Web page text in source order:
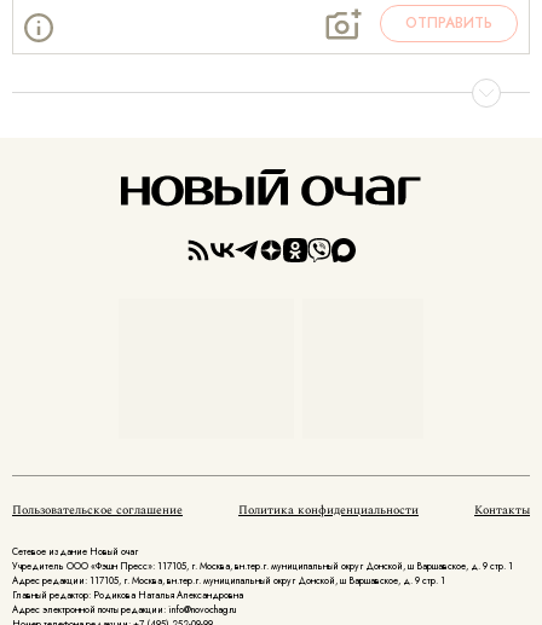
ОТПРАВИТЬ
Пользовательское соглашение Политика конфиденциальности Контакты
Сетевое издание Новый очаг
Учредитель ООО «Фэшн Пресс»: 117105, г. Москва, вн.тер.г. муниципальный округ Донской, ш Варшавское, д. 9 стр. 1
Адрес редакции: 117105, г. Москва, вн.тер.г. муниципальный округ Донской, ш Варшавское, д. 9 стр. 1
Главный редактор: Родикова Наталья Александровна
Адрес электронной почты редакции: info@novochag.ru